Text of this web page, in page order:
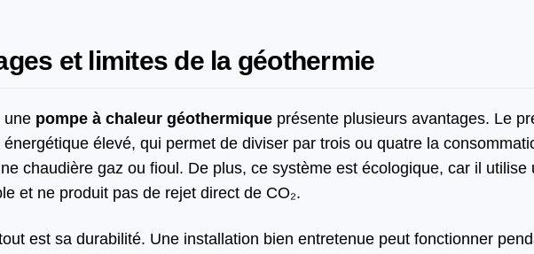
et limites de la géothermie
une pompe à chaleur géothermique présente plusieurs avantages. Le
énergétique élevé, qui permet de diviser par trois ou quatre la
chaudière gaz ou fioul. De plus, ce système est écologique, car il utilise
et ne produit pas de rejet direct de CO₂.
est sa durabilité. Une installation bien entretenue peut fonctionner